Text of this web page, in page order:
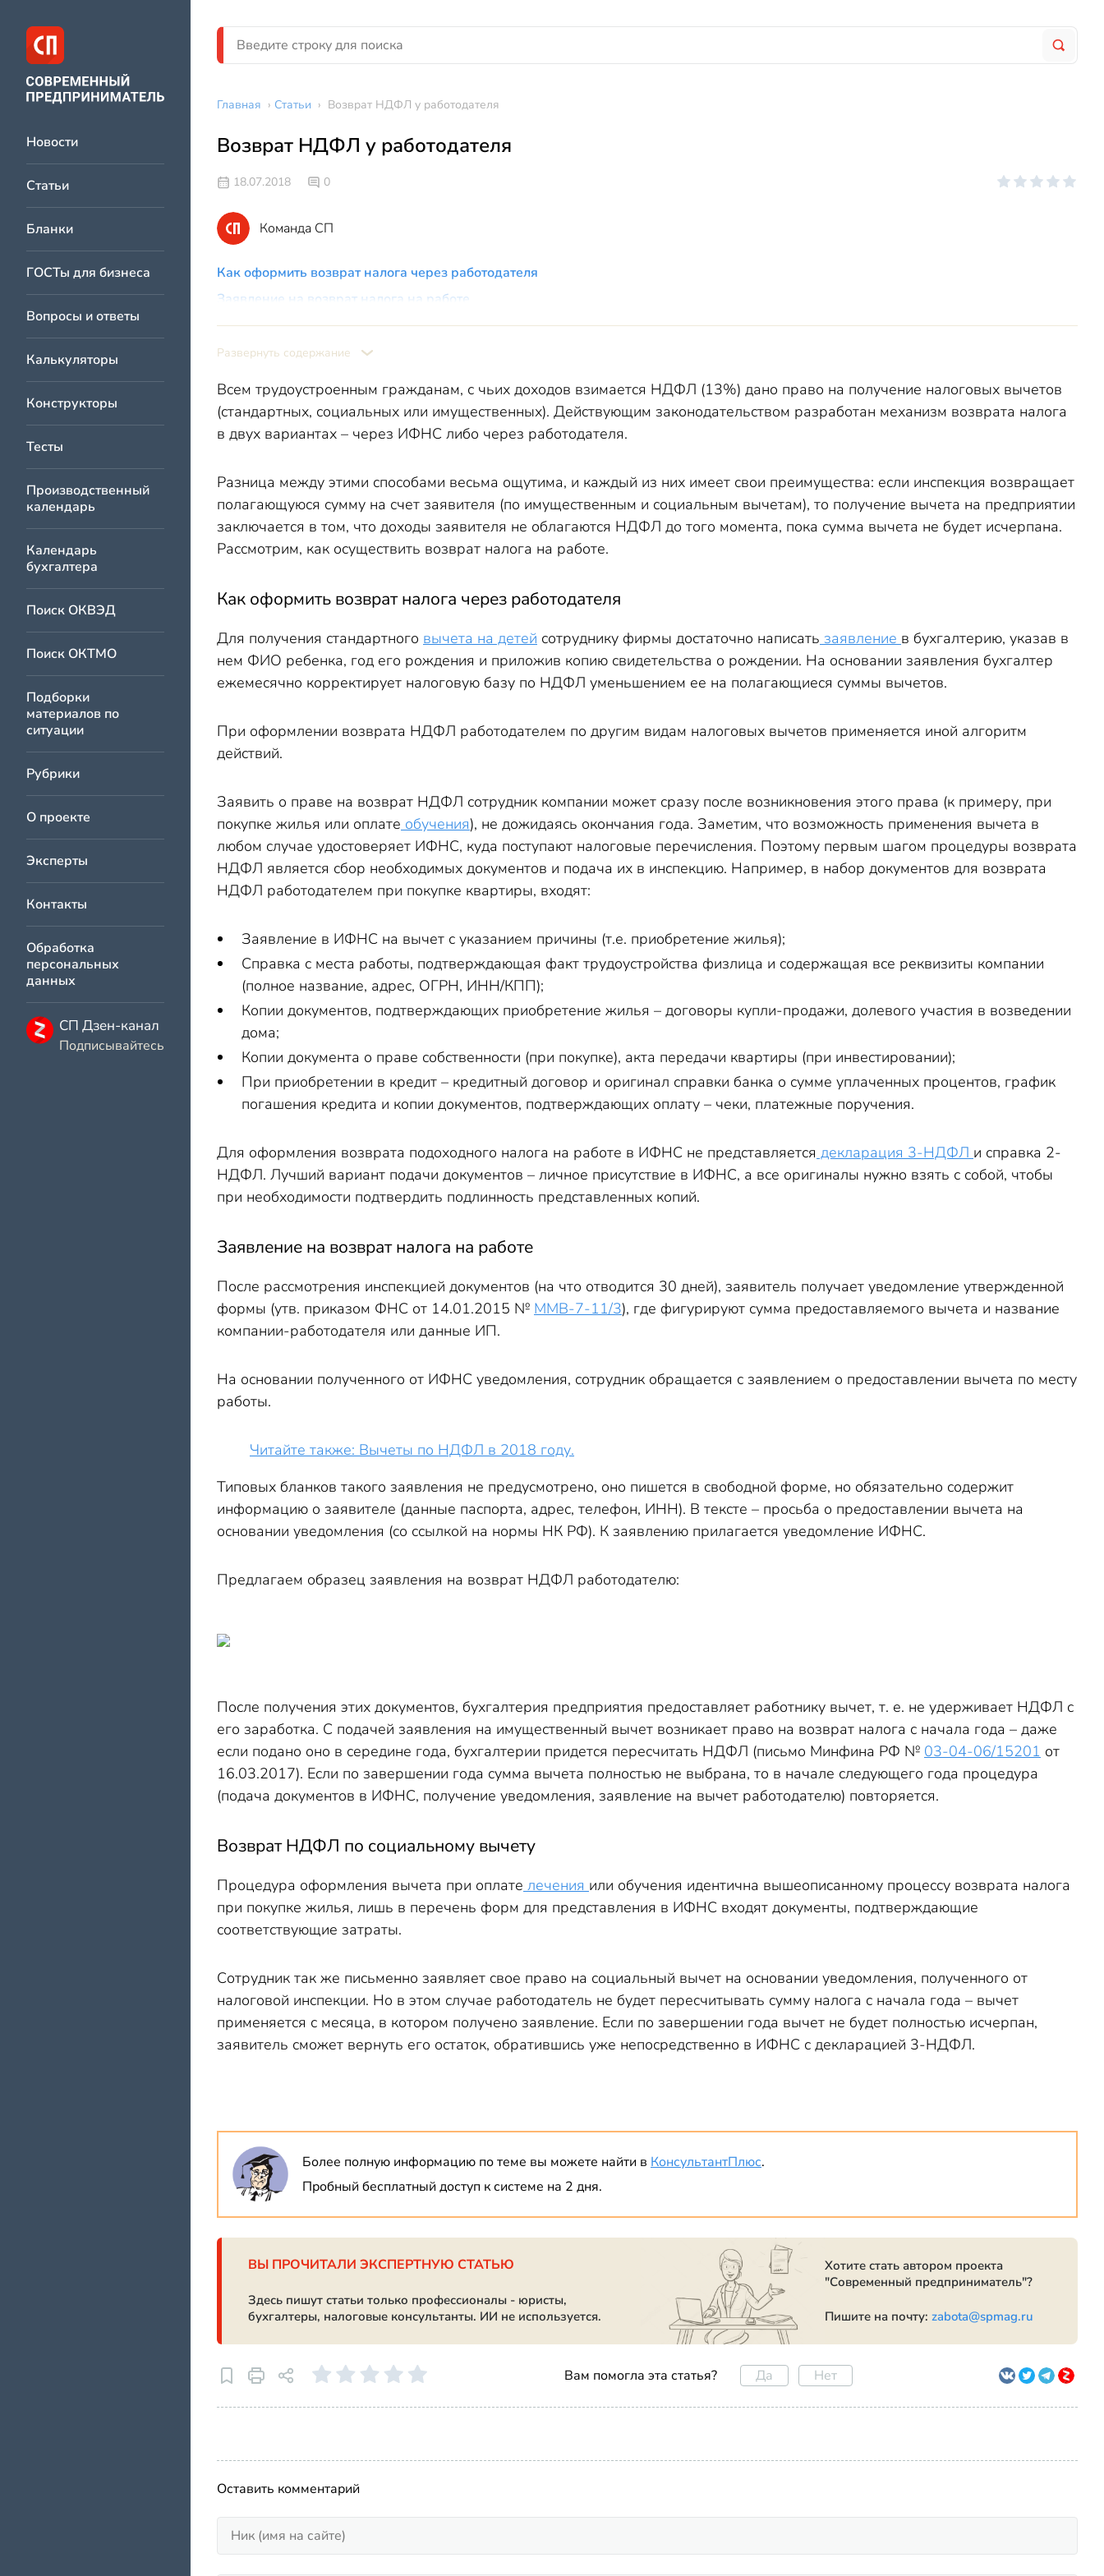
Новости
Статьи
Бланки
ГОСТы для бизнеса
Вопросы и ответы
Калькуляторы
Конструкторы
Тесты
Производственный
календарь
Календарь
бухгалтера
Поиск ОКВЭД
Поиск ОКТМО
Подборки
материалов по
ситуации
Рубрики
О проекте
Эксперты
Контакты
Обработка
персональных
данных
СП Дзен-канал
Подписывайтесь
Главная › Статьи › Возврат НДФЛ у работодателя
Возврат НДФЛ у работодателя
18.07.2018 0
Команда СП
Как оформить возврат налога через работодателя
Заявление на возврат налога на работе
Возврат НДФЛ по социальному вычету
Развернуть содержание
Всем трудоустроенным гражданам, с чьих доходов взимается НДФЛ (13%) дано право на получение налоговых вычетов
(стандартных, социальных или имущественных). Действующим законодательством разработан механизм возврата налога
в двух вариантах – через ИФНС либо через работодателя.
Разница между этими способами весьма ощутима, и каждый из них имеет свои преимущества: если инспекция возвращает
полагающуюся сумму на счет заявителя (по имущественным и социальным вычетам), то получение вычета на предприятии
заключается в том, что доходы заявителя не облагаются НДФЛ до того момента, пока сумма вычета не будет исчерпана.
Рассмотрим, как осуществить возврат налога на работе.
Как оформить возврат налога через работодателя
Для получения стандартного вычета на детей сотруднику фирмы достаточно написать заявление в бухгалтерию, указав в
нем ФИО ребенка, год его рождения и приложив копию свидетельства о рождении. На основании заявления бухгалтер
ежемесячно корректирует налоговую базу по НДФЛ уменьшением ее на полагающиеся суммы вычетов.
При оформлении возврата НДФЛ работодателем по другим видам налоговых вычетов применяется иной алгоритм
действий.
Заявить о праве на возврат НДФЛ сотрудник компании может сразу после возникновения этого права (к примеру, при
покупке жилья или оплате обучения), не дожидаясь окончания года. Заметим, что возможность применения вычета в
любом случае удостоверяет ИФНС, куда поступают налоговые перечисления. Поэтому первым шагом процедуры возврата
НДФЛ является сбор необходимых документов и подача их в инспекцию. Например, в набор документов для возврата
НДФЛ работодателем при покупке квартиры, входят:
Заявление в ИФНС на вычет с указанием причины (т.е. приобретение жилья);
Справка с места работы, подтверждающая факт трудоустройства физлица и содержащая все реквизиты компании
(полное название, адрес, ОГРН, ИНН/КПП);
Копии документов, подтверждающих приобретение жилья – договоры купли-продажи, долевого участия в возведении
дома;
Копии документа о праве собственности (при покупке), акта передачи квартиры (при инвестировании);
При приобретении в кредит – кредитный договор и оригинал справки банка о сумме уплаченных процентов, график
погашения кредита и копии документов, подтверждающих оплату – чеки, платежные поручения.
Для оформления возврата подоходного налога на работе в ИФНС не представляется декларация 3-НДФЛ и справка 2-
НДФЛ. Лучший вариант подачи документов – личное присутствие в ИФНС, а все оригиналы нужно взять с собой, чтобы
при необходимости подтвердить подлинность представленных копий.
Заявление на возврат налога на работе
После рассмотрения инспекцией документов (на что отводится 30 дней), заявитель получает уведомление утвержденной
формы (утв. приказом ФНС от 14.01.2015 № ММВ-7-11/3), где фигурируют сумма предоставляемого вычета и название
компании-работодателя или данные ИП.
На основании полученного от ИФНС уведомления, сотрудник обращается с заявлением о предоставлении вычета по месту
работы.
Читайте также: Вычеты по НДФЛ в 2018 году.
Типовых бланков такого заявления не предусмотрено, оно пишется в свободной форме, но обязательно содержит
информацию о заявителе (данные паспорта, адрес, телефон, ИНН). В тексте – просьба о предоставлении вычета на
основании уведомления (со ссылкой на нормы НК РФ). К заявлению прилагается уведомление ИФНС.
Предлагаем образец заявления на возврат НДФЛ работодателю:
После получения этих документов, бухгалтерия предприятия предоставляет работнику вычет, т. е. не удерживает НДФЛ с
его заработка. С подачей заявления на имущественный вычет возникает право на возврат налога с начала года – даже
если подано оно в середине года, бухгалтерии придется пересчитать НДФЛ (письмо Минфина РФ № 03-04-06/15201 от
16.03.2017). Если по завершении года сумма вычета полностью не выбрана, то в начале следующего года процедура
(подача документов в ИФНС, получение уведомления, заявление на вычет работодателю) повторяется.
Возврат НДФЛ по социальному вычету
Процедура оформления вычета при оплате лечения или обучения идентична вышеописанному процессу возврата налога
при покупке жилья, лишь в перечень форм для представления в ИФНС входят документы, подтверждающие
соответствующие затраты.
Сотрудник так же письменно заявляет свое право на социальный вычет на основании уведомления, полученного от
налоговой инспекции. Но в этом случае работодатель не будет пересчитывать сумму налога с начала года – вычет
применяется с месяца, в котором получено заявление. Если по завершении года вычет не будет полностью исчерпан,
заявитель сможет вернуть его остаток, обратившись уже непосредственно в ИФНС с декларацией 3-НДФЛ.
Более полную информацию по теме вы можете найти в КонсультантПлюс.
Пробный бесплатный доступ к системе на 2 дня.
ВЫ ПРОЧИТАЛИ ЭКСПЕРТНУЮ СТАТЬЮ
Здесь пишут статьи только профессионалы - юристы,
бухгалтеры, налоговые консультанты. ИИ не используется.
Хотите стать автором проекта
"Современный предприниматель"?
Пишите на почту:zabota@spmag.ru
Вам помогла эта статья? Да Нет
Оставить комментарий